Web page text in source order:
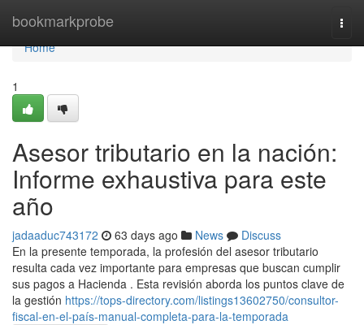
bookmarkprobe
Home
Home
1
Asesor tributario en la nación:
Informe exhaustiva para este
año
jadaaduc743172 63 days ago News
Discuss
En la presente temporada, la profesión del asesor tributario
resulta cada vez importante para empresas que buscan cumplir
sus pagos a Hacienda . Esta revisión aborda los puntos clave de
la gestión https://tops-directory.com/listings13602750/consultor-
fiscal-en-el-país-manual-completa-para-la-temporada